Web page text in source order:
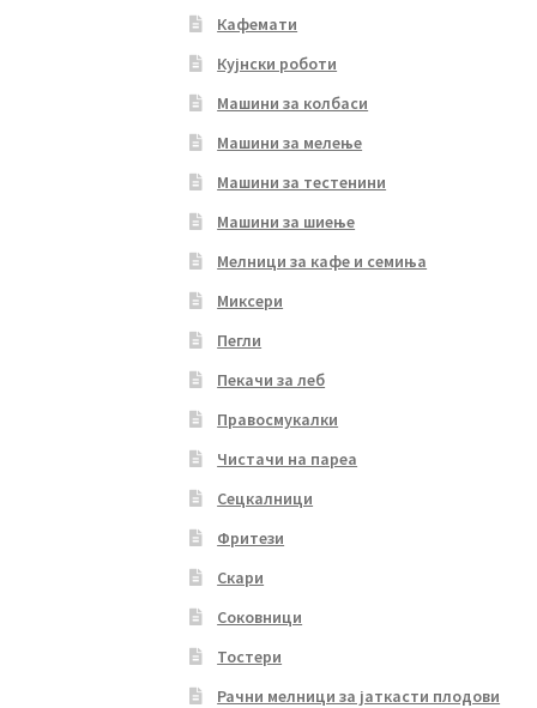
Кафемати
Кујнски роботи
Машини за колбаси
Машини за мелење
Машини за тестенини
Машини за шиење
Мелници за кафе и семиња
Миксери
Пегли
Пекачи за леб
Правосмукалки
Чистачи на пареа
Сецкалници
Фритези
Скари
Соковници
Тостери
Рачни мелници за јаткасти плодови